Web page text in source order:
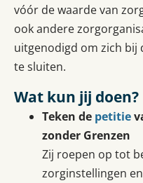
vóór de waarde van
ook andere
uitgenodigd om zich bij
te sluiten.
Wat kun jij doen?
Teken de petitie
zonder Grenzen
Zij roepen op tot
zorginstellingen